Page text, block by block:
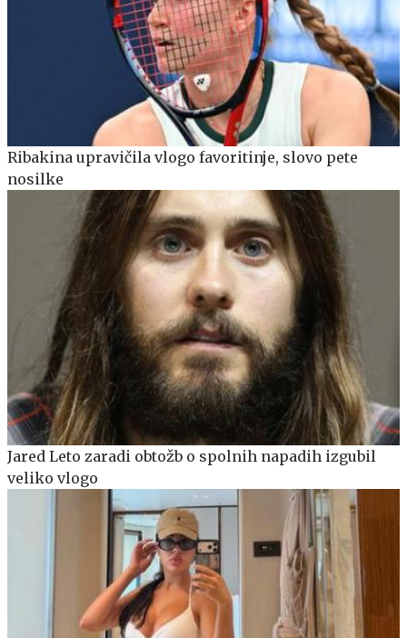
Ribakina upravičila vlogo favoritinje, slovo pete
nosilke
Jared Leto zaradi obtožb o spolnih napadih izgubil
veliko vlogo